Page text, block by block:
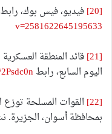
[20]
فيديو، فيس بوك، رابط
v=2581622645195633
[21]
قائد المنطقة
اليوم السابع، رابط
[22]
القوات المسلحة
بمحافظة أسوان، الجزيرة.